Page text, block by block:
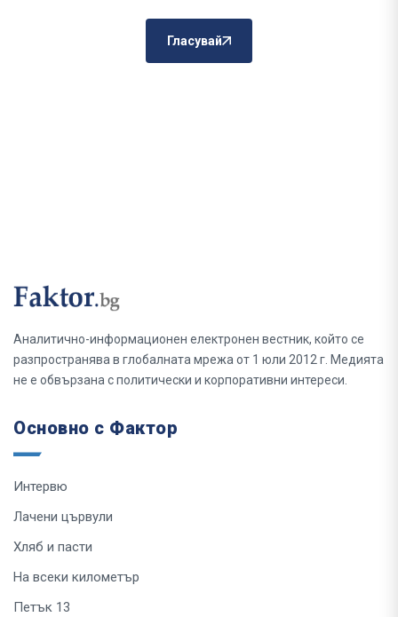
Гласувай
Аналитично-информационен електронен вестник, който се
разпространява в глобалната мрежа от 1 юли 2012 г. Медията
не е обвързана с политически и корпоративни интереси.
Основно с Фактор
Интервю
Лачени цървули
Хляб и пасти
На всеки километър
Петък 13